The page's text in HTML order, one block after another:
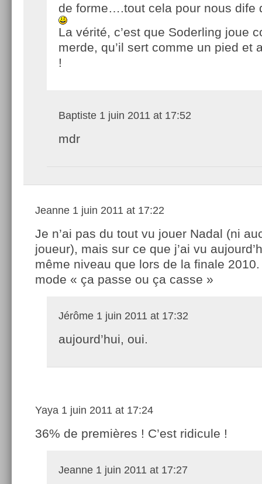
de forme….tout cela pour nous dife
La vérité, c’est que Soderling joue
merde, qu’il sert comme un pied et
!
Baptiste 1 juin 2011 at 17:52
mdr
Jeanne 1 juin 2011 at 17:22
Je n’ai pas du tout vu jouer Nadal (ni
joueur), mais sur ce que j’ai vu
même niveau que lors de la finale
mode « ça passe ou ça casse »
Jérôme 1 juin 2011 at 17:32
aujourd’hui, oui.
Yaya 1 juin 2011 at 17:24
36% de premières ! C’est ridicule !
Jeanne 1 juin 2011 at 17:27